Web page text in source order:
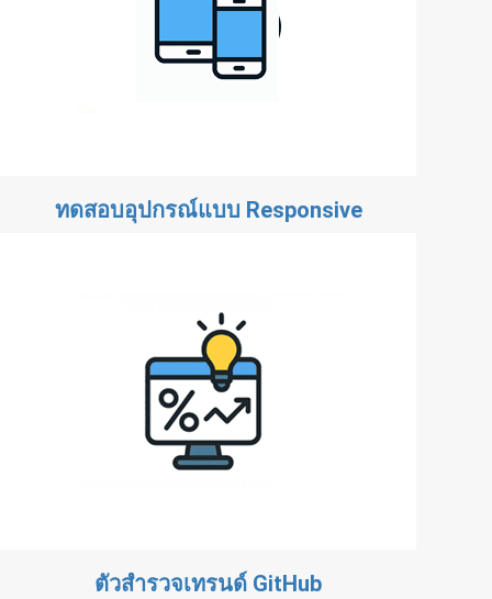
ทดสอบอุปกรณ์แบบ Responsive
ตัวสำรวจเทรนด์ GitHub